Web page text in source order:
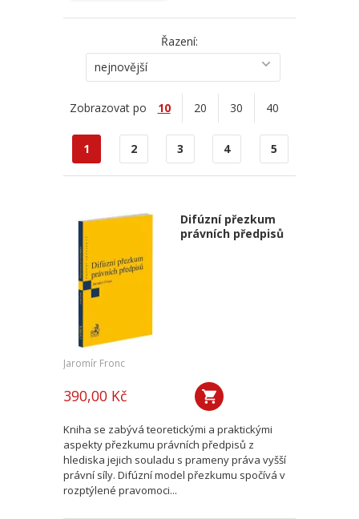
Řazení:
nejnovější
Zobrazovat po 10 20 30 40
1 2 3 4 5
Difúzní přezkum
právních předpisů
Jaromír Fronc
390,00 Kč
Kniha se zabývá teoretickými a praktickými
aspekty přezkumu právních předpisů z
hlediska jejich souladu s prameny práva vyšší
právní síly. Difúzní model přezkumu spočívá v
rozptýlené pravomoci...